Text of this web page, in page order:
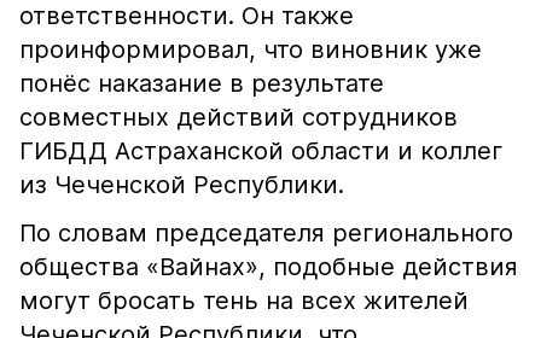
ответственности. Он также
проинформировал, что виновник уже
понёс наказание в результате
совместных действий сотрудников
ГИБДД Астраханской области и коллег
из Чеченской Республики.
По словам председателя регионального
общества «Вайнах», подобные действия
могут бросать тень на всех жителей